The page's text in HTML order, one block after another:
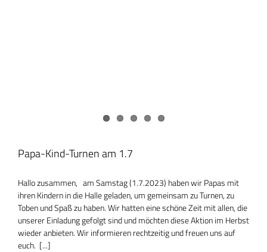
Papa-Kind-Turnen am 1.7
Hallo zusammen, am Samstag (1.7.2023) haben wir Papas mit
ihren Kindern in die Halle geladen, um gemeinsam zu Turnen, zu
Toben und Spaß zu haben. Wir hatten eine schöne Zeit mit allen, die
unserer Einladung gefolgt sind und möchten diese Aktion im Herbst
wieder anbieten. Wir informieren rechtzeitig und freuen uns auf
euch. [...]